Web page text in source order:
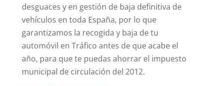
desguaces y en gestión de baja definitiva de
vehículos en toda España, por lo que
garantizamos la recogida y baja de tu
automóvil en Tráfico antes de que acabe el
año, para que te puedas ahorrar el impuesto
municipal de circulación del 2012.